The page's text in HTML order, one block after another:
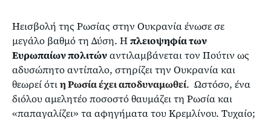
Ηεισβολή της Ρωσίας στην Ουκρανία ένωσε σε
μεγάλο βαθμό τη Δύση. Ηπλειοψηφία των
Ευρωπαίων πολιτώναντιλαμβάνεται τον Πούτιν ως
αδυσώπητο αντίπαλο, στηρίζει την Ουκρανία και
θεωρεί ότιη Ρωσία έχει αποδυναμωθεί. Ωστόσο, ένα
διόλου αμελητέο ποσοστό θαυμάζει τη Ρωσία και
«παπαγαλίζει» τα αφηγήματα του Κρεμλίνου. Τυχαίο;